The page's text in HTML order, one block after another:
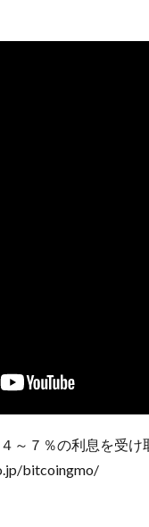
～７％の利息を受
bitcoingmo/